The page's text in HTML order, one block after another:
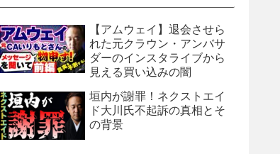
【アムウェイ】退会させら
れた元クラウン・アンバサ
ダーのインスタライブから
見える買い込みの闇
垣内が謝罪！ネクストエイ
ド大川氏不起訴の真相とそ
の背景